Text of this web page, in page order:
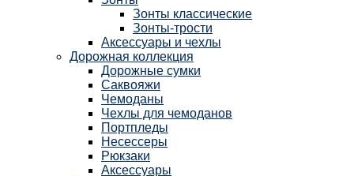
Зонты классические
Зонты-трости
Аксессуары и чехлы
Дорожная коллекция
Дорожные сумки
Саквояжи
Чемоданы
Чехлы для чемоданов
Портпледы
Несессеры
Рюкзаки
Аксессуары